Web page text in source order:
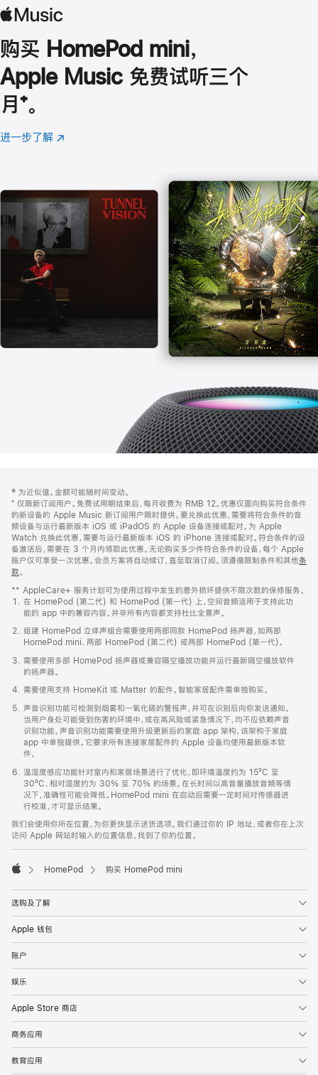
购买 HomePod mini，
Apple Music 免费试听三个
月 脚
注
⁺。
进一步了解 Apple
(在
口
中
打
开)
页
页
脚
注
‡ 为近似值。金额可能随时间变动。
⁺ 仅限新订阅用户。免费试用期结束后，每月收费为 RMB 12。优惠仅面向购买符合条件
的新设备的 Apple Music 新订阅用户限时提供。要兑换此优惠，需要将符合条件的音
频设备与运行最新版本 iOS 或 iPadOS 的 Apple 设备连接或配对。为 Apple
Watch 兑换此优惠，需要与运行最新版本 iOS 的 iPhone 连接或配对。符合条件的设
备激活后，需要在 3 个月内领取此优惠。无论购买多少件符合条件的设备，每个 Apple
账户仅可享受一次优惠。会员方案将自动续订，直至取消订阅。须遵循限制条件和其他条
款。
窗
口
中
打
开)
** AppleCare+ 服务计划可为使用过程中发生的意外损坏提供不限次数的保修服务。
在 HomePod (第二代) 和 HomePod (第一代) 上，空间音频适用于支持此功
能的 app 中的兼容内容。并非所有内容都支持杜比全景声。
组建 HomePod 立体声组合需要使用两部同款 HomePod 扬声器，如两部
HomePod mini、两部 HomePod (第二代) 或两部 HomePod (第一代)。
需要使用多部 HomePod 扬声器或兼容隔空播放功能并运行最新隔空播放软件
的扬声器。
需要使用支持 HomeKit 或 Matter 的配件。智能家居配件需单独购买。
声音识别功能可检测到烟雾和一氧化碳的警报声，并可在识别后向你发送通知。
当用户身处可能受到伤害的环境中，或在高风险或紧急情况下，均不应依赖声音
识别功能。声音识别功能需要使用升级更新后的家庭 app 架构，该架构于家庭
app 中单独提供。它要求所有连接家居配件的 Apple 设备均使用最新版本软
件。
温湿度感应功能针对室内和家居场景进行了优化，即环境温度约为 15ºC 至
30ºC、相对湿度约为 30% 至 70% 的场景。在长时间以高音量播放音频等情
况下，准确性可能会降低。HomePod mini 在启动后需要一定时间对传感器进
行校准，才可显示结果。
我们会使用你所在位置，为你更快显示送货选项。我们通过你的 IP 地址，或者你在上次
访问 Apple 网站时输入的位置信息，找到了你的位置。
HomePod 购买 HomePod mini
选购及了解
Apple 钱包
账户
娱乐
Apple Store 商店
商务应用
教育应用